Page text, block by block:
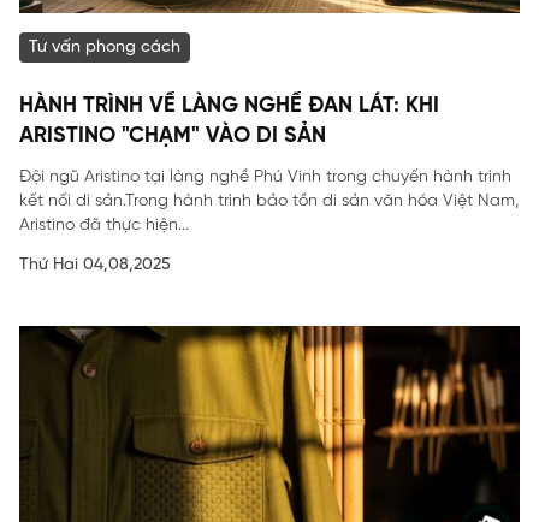
Tư vấn phong cách
HÀNH TRÌNH VỀ LÀNG NGHỀ ĐAN LÁT: KHI
ARISTINO "CHẠM" VÀO DI SẢN
Đội ngũ Aristino tại làng nghề Phú Vinh trong chuyến hành trình
kết nối di sản.Trong hành trình bảo tồn di sản văn hóa Việt Nam,
Aristino đã thực hiện...
Thứ Hai 04,08,2025